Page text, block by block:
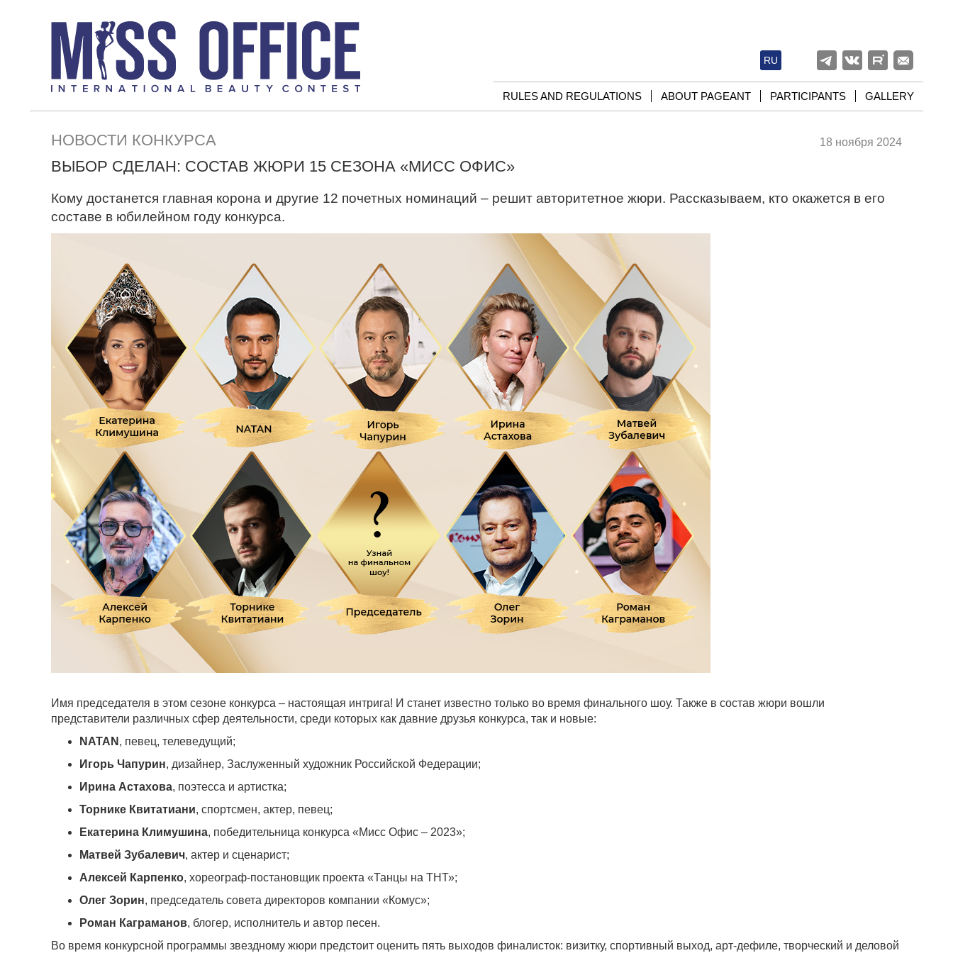
RU
RULES AND REGULATIONS ABOUT PAGEANT PARTICIPANTS GALLERY
НОВОСТИ КОНКУРСА 18 ноября 2024
ВЫБОР СДЕЛАН: СОСТАВ ЖЮРИ 15 СЕЗОНА «МИСС ОФИС»
Кому достанется главная корона и другие 12 почетных номинаций – решит авторитетное жюри. Рассказываем, кто окажется в его
составе в юбилейном году конкурса.
Имя председателя в этом сезоне конкурса – настоящая интрига! И станет известно только во время финального шоу. Также в состав жюри вошли
представители различных сфер деятельности, среди которых как давние друзья конкурса, так и новые:
NATAN , певец, телеведущий;
Игорь Чапурин, дизайнер, Заслуженный художник Российской Федерации;
Ирина Астахова, поэтесса и артистка;
Торнике Квитатиани, спортсмен, актер, певец;
Екатерина Климушина, победительница конкурса «Мисс Офис – 2023»;
Матвей Зубалевич, актер и сценарист;
Алексей Карпенко, хореограф-постановщик проекта «Танцы на ТНТ»;
Олег Зорин, председатель совета директоров компании «Комус»;
Роман Каграманов, блогер, исполнитель и автор песен.
Во время конкурсной программы звездному жюри предстоит оценить пять выходов финалисток: визитку, спортивный выход, арт-дефиле, творческий и деловой